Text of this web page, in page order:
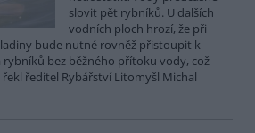
slovit pět rybníků. U dalších
vodních ploch hrozí, že při
bude nutné rovněž přistoupit k
bez běžného přítoku vody, což
řekl ředitel Rybářství Litomyšl Michal